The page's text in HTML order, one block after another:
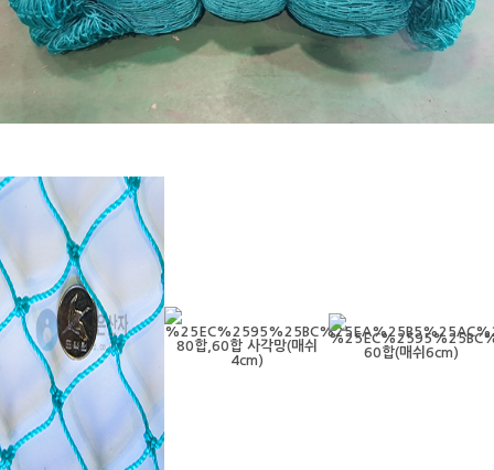
80합,60합 사각망(매쉬
4cm)
60합(매쉬6cm)